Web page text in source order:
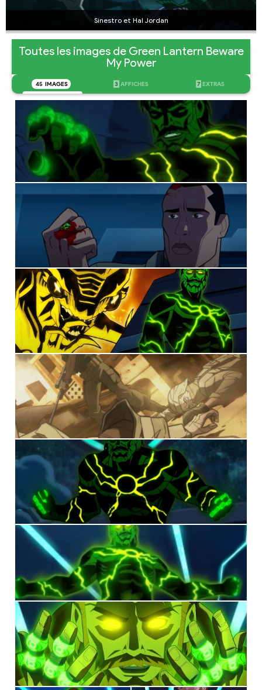
Sinestro et Hal Jordan
Toutes les images de Green Lantern Beware
My Power
45 IMAGES 3 AFFICHES 7 EXTRAS